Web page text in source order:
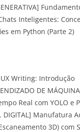
Inteligentes:
em Python (Parte 2)
UX Writing: Introdução
DE
Real com YOLO e
DIGITAL] Manufatura
3D) com